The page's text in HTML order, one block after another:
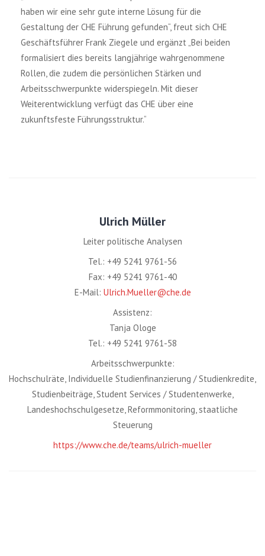
haben wir eine sehr gute interne Lösung für die
Gestaltung der CHE Führung gefunden“, freut sich CHE
Geschäftsführer Frank Ziegele und ergänzt „Bei beiden
formalisiert dies bereits langjährige wahrgenommene
Rollen, die zudem die persönlichen Stärken und
Arbeitsschwerpunkte widerspiegeln. Mit dieser
Weiterentwicklung verfügt das CHE über eine
zukunftsfeste Führungsstruktur.“
Ulrich Müller
Leiter politische Analysen
Tel.: +49 5241 9761-56
Fax: +49 5241 9761-40
E-Mail: Ulrich.Mueller@che.de
Assistenz:
Tanja Ologe
Tel.: +49 5241 9761-58
Arbeitsschwerpunkte:
Hochschulräte, Individuelle Studienfinanzierung / Studienkredite,
Studienbeiträge, Student Services / Studentenwerke,
Landeshochschulgesetze, Reformmonitoring, staatliche
Steuerung
https://www.che.de/teams/ulrich-mueller